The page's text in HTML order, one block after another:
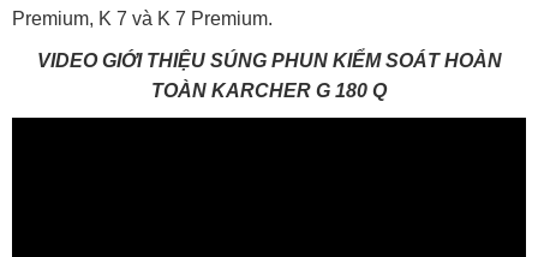
Premium, K 7 và K 7 Premium.
VIDEO GIỚI THIỆU SÚNG PHUN KIỂM SOÁT HOÀN
TOÀN KARCHER G 180 Q